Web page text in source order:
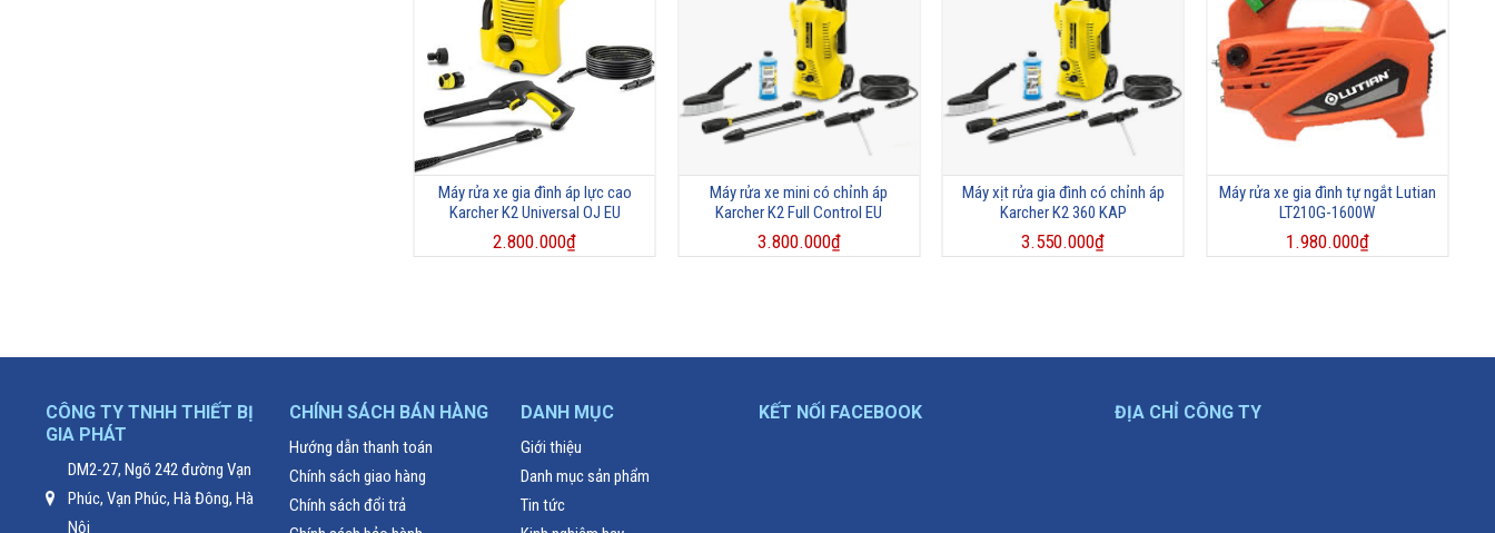
Máy rửa xe gia đình áp lực cao
Karcher K2 Universal OJ EU
2.800.000₫
Máy rửa xe mini có chỉnh áp
Karcher K2 Full Control EU
3.800.000₫
Máy xịt rửa gia đình có chỉnh áp
Karcher K2 360 KAP
3.550.000₫
Máy rửa xe gia đình tự ngắt Lutian
LT210G-1600W
1.980.000₫
CÔNG TY TNHH THIẾT BỊ
GIA PHÁT
DM2-27, Ngõ 242 đường Vạn
Phúc, Vạn Phúc, Hà Đông, Hà
Nội
CHÍNH SÁCH BÁN HÀNG
Hướng dẫn thanh toán
Chính sách giao hàng
Chính sách đổi trả
DANH MỤC
Giới thiệu
Danh mục sản phẩm
Tin tức
KẾT NỐI FACEBOOK ĐỊA CHỈ CÔNG TY